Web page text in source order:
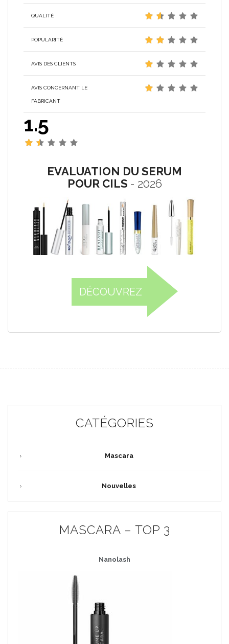
QUALITÉ
POPULARITÉ
AVIS DES CLIENTS
AVIS CONCERNANT LE
FABRICANT
1.5
EVALUATION DU SERUM
POUR CILS - 2026
DÉCOUVREZ
CATÉGORIES
Mascara
Nouvelles
MASCARA – TOP 3
Nanolash